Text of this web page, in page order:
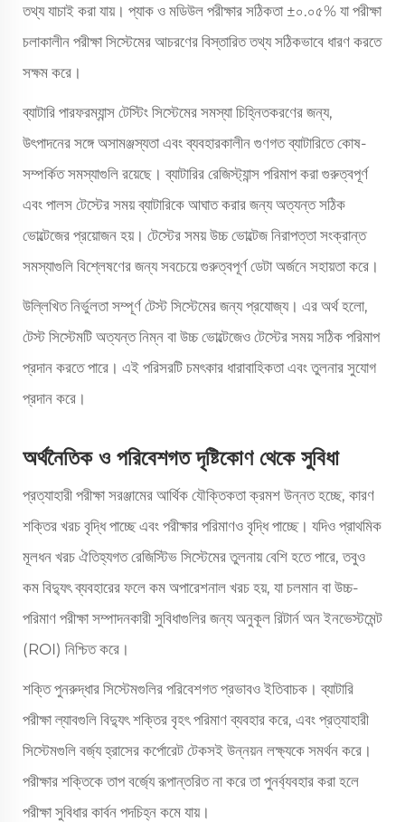
তথ্য যাচাই করা যায়। প্যাক ও মডিউল পরীক্ষার সঠিকতা ±০.০৫% যা পরীক্ষা
চলাকালীন পরীক্ষা সিস্টেমের আচরণের বিস্তারিত তথ্য সঠিকভাবে ধারণ করতে
সক্ষম করে।
ব্যাটারি পারফরম্যান্স টেস্টিং সিস্টেমের সমস্যা চিহ্নিতকরণের জন্য,
উৎপাদনের সঙ্গে অসামঞ্জস্যতা এবং ব্যবহারকালীন গুণগত ব্যাটারিতে কোষ-
সম্পর্কিত সমস্যাগুলি রয়েছে। ব্যাটারির রেজিস্ট্যান্স পরিমাপ করা গুরুত্বপূর্ণ
এবং পালস টেস্টের সময় ব্যাটারিকে আঘাত করার জন্য অত্যন্ত সঠিক
ভোল্টেজের প্রয়োজন হয়। টেস্টের সময় উচ্চ ভোল্টেজ নিরাপত্তা সংক্রান্ত
সমস্যাগুলি বিশ্লেষণের জন্য সবচেয়ে গুরুত্বপূর্ণ ডেটা অর্জনে সহায়তা করে।
উল্লিখিত নির্ভুলতা সম্পূর্ণ টেস্ট সিস্টেমের জন্য প্রযোজ্য। এর অর্থ হলো,
টেস্ট সিস্টেমটি অত্যন্ত নিম্ন বা উচ্চ ভোল্টেজেও টেস্টের সময় সঠিক পরিমাপ
প্রদান করতে পারে। এই পরিসরটি চমৎকার ধারাবাহিকতা এবং তুলনার সুযোগ
প্রদান করে।
অর্থনৈতিক ও পরিবেশগত দৃষ্টিকোণ থেকে সুবিধা
প্রত্যাহারী পরীক্ষা সরঞ্জামের আর্থিক যৌক্তিকতা ক্রমশ উন্নত হচ্ছে, কারণ
শক্তির খরচ বৃদ্ধি পাচ্ছে এবং পরীক্ষার পরিমাণও বৃদ্ধি পাচ্ছে। যদিও প্রাথমিক
মূলধন খরচ ঐতিহ্যগত রেজিস্টিভ সিস্টেমের তুলনায় বেশি হতে পারে, তবুও
কম বিদ্যুৎ ব্যবহারের ফলে কম অপারেশনাল খরচ হয়, যা চলমান বা উচ্চ-
পরিমাণ পরীক্ষা সম্পাদনকারী সুবিধাগুলির জন্য অনুকূল রিটার্ন অন ইনভেস্টমেন্ট
(ROI) নিশ্চিত করে।
শক্তি পুনরুদ্ধার সিস্টেমগুলির পরিবেশগত প্রভাবও ইতিবাচক। ব্যাটারি
পরীক্ষা ল্যাবগুলি বিদ্যুৎ শক্তির বৃহৎ পরিমাণ ব্যবহার করে, এবং প্রত্যাহারী
সিস্টেমগুলি বর্জ্য হ্রাসের কর্পোরেট টেকসই উন্নয়ন লক্ষ্যকে সমর্থন করে।
পরীক্ষার শক্তিকে তাপ বর্জ্যে রূপান্তরিত না করে তা পুনর্ব্যবহার করা হলে
পরীক্ষা সুবিধার কার্বন পদচিহ্ন কমে যায়।